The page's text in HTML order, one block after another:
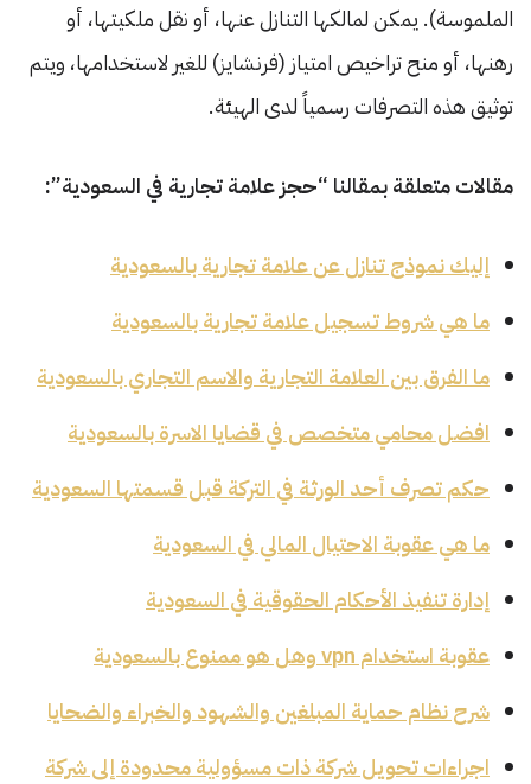
الملموسة). يمكن لمالكها التنازل عنها، أو نقل ملكيتها، أو
رهنها، أو منح تراخيص امتياز (فرنشايز) للغير لاستخدامها، ويتم
توثيق هذه التصرفات رسمياً لدى الهيئة.
مقالات متعلقة بمقالنا “حجز علامة تجارية في السعودية”:
إليك نموذج تنازل عن علامة تجارية بالسعودية
ما هي شروط تسجيل علامة تجارية بالسعودية
ما الفرق بين العلامة التجارية والاسم التجاري بالسعودية
افضل محامي متخصص في قضايا الاسرة بالسعودية
حكم تصرف أحد الورثة في التركة قبل قسمتها السعودية
ما هي عقوبة الاحتيال المالي في السعودية
إدارة تنفيذ الأحكام الحقوقية في السعودية
عقوبة استخدام vpn وهل هو ممنوع بالسعودية
شرح نظام حماية المبلغين والشهود والخبراء والضحايا
اجراءات تحويل شركة ذات مسؤولية محدودة إلى شركة